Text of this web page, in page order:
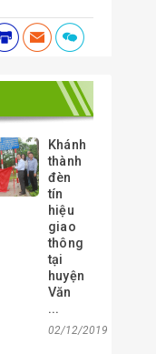
Khánh
thành
đèn
tín
hiệu
giao
thông
tại
huyện
Văn
...
02/12/2019